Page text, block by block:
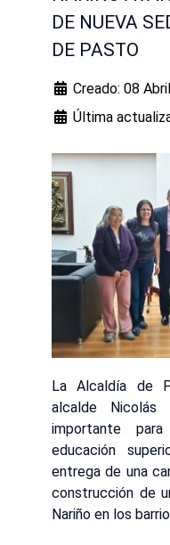
DE NUEVA
DE PASTO
Creado: 08
Última
La Alcaldía de
alcalde
importante
educación
entrega de una
construcción de
Nariño en los